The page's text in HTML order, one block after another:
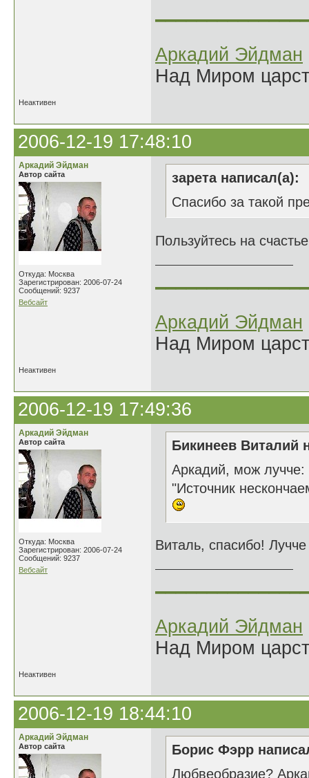
Аркадий Эйдман
Над Миром
Неактивен
2006-12-19 17:48:10
Аркадий Эйдман
Автор сайта
Откуда: Москва
Зарегистрирован: 2006-07-24
Сообщений: 9237
Вебсайт
зарета написал(а):
Спасибо за такой
Пользуйтесь на
Аркадий Эйдман
Над Миром
Неактивен
2006-12-19 17:49:36
Аркадий Эйдман
Автор сайта
Откуда: Москва
Зарегистрирован: 2006-07-24
Сообщений: 9237
Вебсайт
Бикинеев Виталий
Аркадий, мож лучче:
"Источник
Виталь, спасибо!
Аркадий Эйдман
Над Миром
Неактивен
2006-12-19 18:44:10
Аркадий Эйдман
Автор сайта
Борис Фэрр
Любвеобразие?